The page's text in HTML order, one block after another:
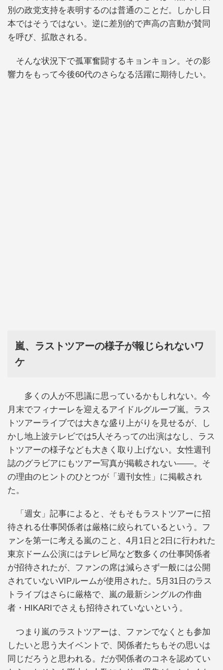
別の政党支持を表明するのは普通のことだ。しかし日
本ではそうではない。逆に差別的で声高の言動が賛同
を呼び、拡散される。
そんな状況下で孤軍奮闘するキョンキョン。その影
響力をもって今後60代のさらなる活躍に期待したい。
嵐、ラストツアーの様子が報じられないワ
ケ
多くの人が不思議に思っているかもしれない。今
月末でフィナーレを迎えるアイドルグループ嵐。ラス
トツアーライブでは大きな盛り上がりを見せるが、し
かし地上波テレビでは5人そろっての出演はなし、ラス
トツアーの様子なども大きく取り上げない。女性週刊
誌のグラビアにもツアー写真が掲載されない――。そ
の理由のヒントのひとつが「週刊女性」に掲載され
た。
「週女」記事によると、そもそもラストツアーに招
待される仕事関係者は厳格に絞られているという。フ
ァンを第一に考える嵐のこと、4月1日と2日に行われた
東京ドーム公演にはテレビ局など数多くの仕事関係者
が招待されたが、ファンの席は減らさず一般には公開
されていないVIPルームが使用された。5月31日のラス
トライブはさらに厳格で、嵐の最新シングルの作曲
者・HIKARIでさえも招待されていないという。
つまり嵐のラストツアーは、ファンでなくとも参加
したいと思う大イベントで、関係者たちもその思いは
同じだろうと思われる。だが関係者のコネを認めてい